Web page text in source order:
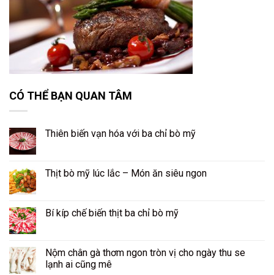
CÓ THỂ BẠN QUAN TÂM
Thiên biến vạn hóa với ba chỉ bò mỹ
Thịt bò mỹ lúc lắc – Món ăn siêu ngon
Bí kíp chế biến thịt ba chỉ bò mỹ
Nộm chân gà thơm ngon tròn vị cho ngày thu se
lạnh ai cũng mê